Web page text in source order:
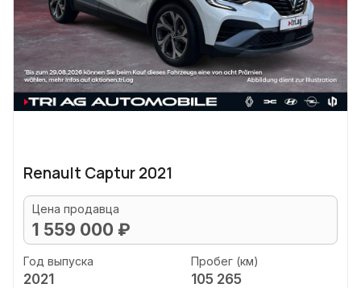
Renault Captur 2021
Цена продавца
1 559 000 ₽
Год выпуска
2021
Пробег (км)
105 265